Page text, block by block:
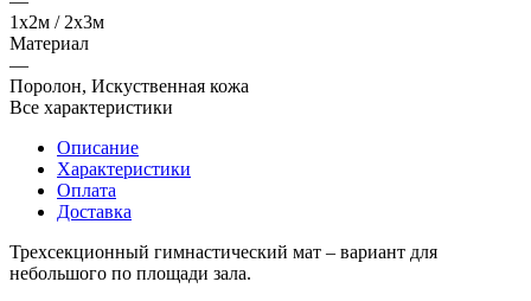
1х2м / 2х3м
Материал
—
Поролон, Искуственная кожа
Все характеристики
Описание
Характеристики
Оплата
Доставка
Трехсекционный гимнастический мат – вариант для
небольшого по площади зала.